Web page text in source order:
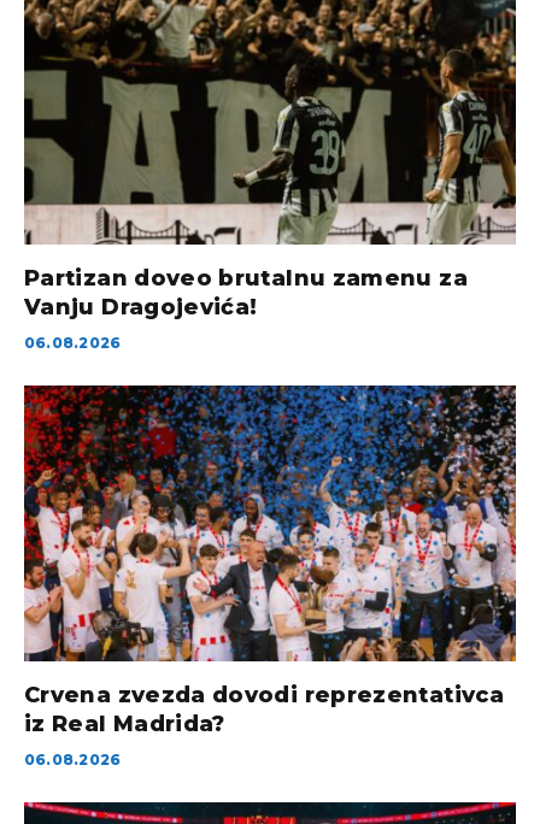
Partizan doveo brutalnu zamenu za
Vanju Dragojevića!
06.08.2026
Crvena zvezda dovodi reprezentativca
iz Real Madrida?
06.08.2026